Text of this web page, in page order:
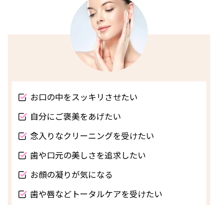
お口の中をスッキリさせたい
自分にご褒美をあげたい
念入りなクリーニングを受けたい
歯や口元の美しさを追求したい
お顔の凝りが気になる
歯や唇などトータルケアを受けたい